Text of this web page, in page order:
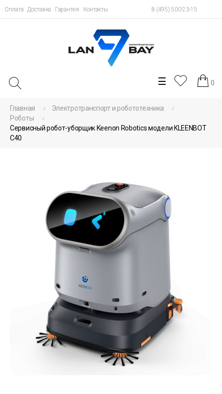
Оплата Доставка Гарантия Контакты 8 (495) 500-23-15
Toggle
navigation
☰ 0
Главная
Электротранспорт и робототехника
Роботы
Сервисный робот-уборщик Keenon Robotics модели KLEENBOT
C40